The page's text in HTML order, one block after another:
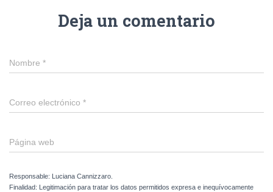
Deja un comentario
Nombre *
Correo electrónico *
Página web
Responsable: Luciana Cannizzaro.
Finalidad: Legitimación para tratar los datos permitidos expresa e inequívocamente